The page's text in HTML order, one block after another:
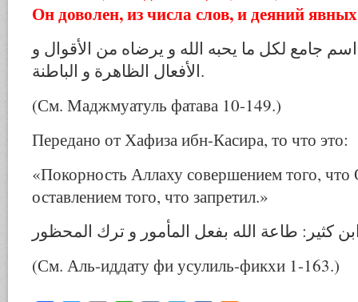
Он доволен, из числа слов, и деяний
جامع لكل ما يحبه الله و يرضاه من الأقوال و
الأفعال الظاهرة و الباطنة.
(См. Маджмуатуль фатава 10-149.)
Передано от Хафиза ибн-Касира, то что это:
«Покорность Аллаху совершением того, что
оставлением того, что запретил.»
(См. Аль-иддату фи усулиль-фикхи 1-163.)